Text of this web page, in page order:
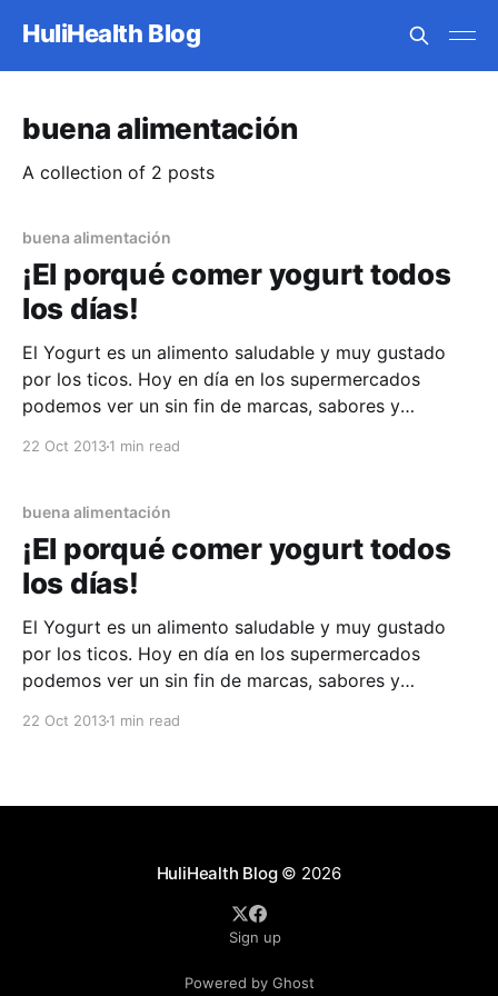
HuliHealth Blog
buena alimentación
A collection of 2 posts
buena alimentación
¡El porqué comer yogurt todos
los días!
El Yogurt es un alimento saludable y muy gustado
por los ticos. Hoy en día en los supermercados
podemos ver un sin fin de marcas, sabores y
22 Oct 20131 min read
buena alimentación
¡El porqué comer yogurt todos
los días!
El Yogurt es un alimento saludable y muy gustado
por los ticos. Hoy en día en los supermercados
podemos ver un sin fin de marcas, sabores y
22 Oct 20131 min read
HuliHealth Blog© 2026
Sign up
Powered by Ghost